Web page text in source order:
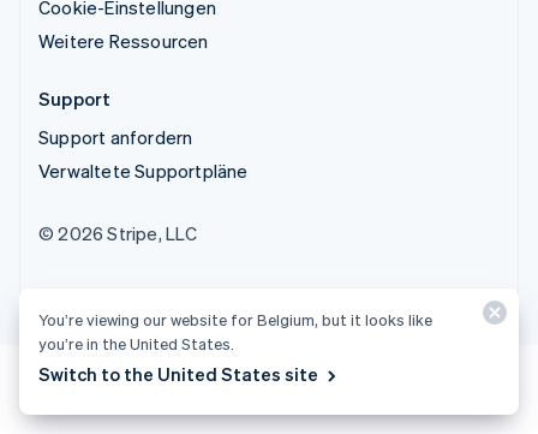
Cookie-Einstellungen
Weitere Ressourcen
Support
Support anfordern
Verwaltete Supportpläne
© 2026 Stripe, LLC
You’re viewing our website for Belgium, but it looks like
you’re in the United States.
Switch to the United States site